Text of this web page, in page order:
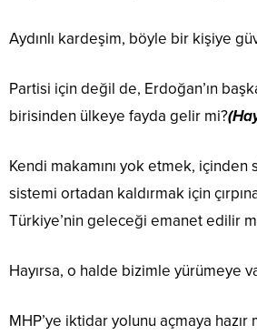
Aydınlı kardeşim, böyle bir kişiye
Partisi için değil de, Erdoğan’ın
birisinden ülkeye fayda gelir mi?
Kendi makamını yok etmek,
sistemi ortadan kaldırmak için
Türkiye’nin geleceği emanet edilir
Hayırsa, o halde bizimle yürümeye
MHP’ye iktidar yolunu açmaya hazır